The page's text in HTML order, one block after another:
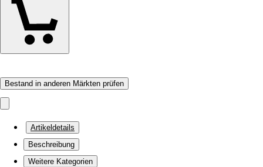
Bestand in anderen Märkten prüfen
Artikeldetails
Beschreibung
Weitere Kategorien